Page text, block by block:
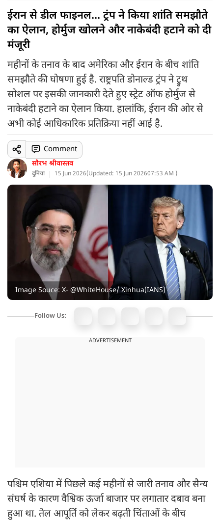
ईरान से डील फाइनल... ट्रंप ने किया शांति समझौते
का ऐलान, होर्मुज खोलने और नाकेबंदी हटाने को दी
मंजूरी
महीनों के तनाव के बाद अमेरिका और ईरान के बीच शांति
समझौते की घोषणा हुई है. राष्ट्रपति डोनाल्ड ट्रंप ने ट्रुथ
सोशल पर इसकी जानकारी देते हुए स्ट्रेट ऑफ होर्मुज से
नाकेबंदी हटाने का ऐलान किया. हालांकि, ईरान की ओर से
अभी कोई आधिकारिक प्रतिक्रिया नहीं आई है.
सौरभ श्रीवास्तव
दुनिया 15 Jun 2026(Updated: 15 Jun 202607:53 AM )
Comment
Image Souce: X- @WhiteHouse/ Xinhua(IANS)
Follow Us:
ADVERTISEMENT
पश्चिम एशिया में पिछले कई महीनों से जारी तनाव और सैन्य
संघर्ष के कारण वैश्विक ऊर्जा बाजार पर लगातार दबाव बना
हुआ था. तेल आपूर्ति को लेकर बढ़ती चिंताओं के बीच